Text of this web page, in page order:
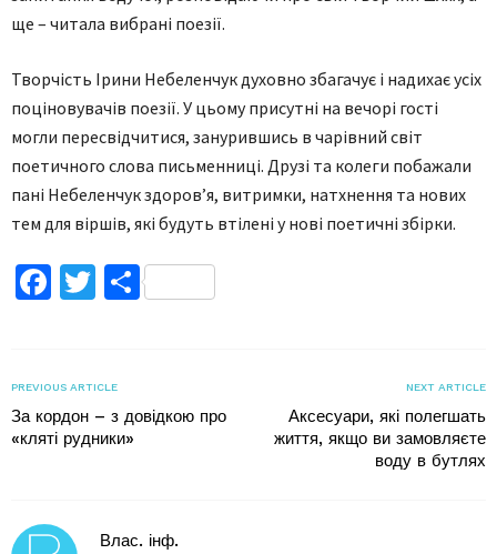
ще – читала вибрані поезії.
Творчість Ірини Небеленчук духовно збагачує і надихає усіх
поціновувачів поезії. У цьому присутні на вечорі гості
могли пересвідчитися, занурившись в чарівний світ
поетичного слова письменниці. Друзі та колеги побажали
пані Небеленчук здоров’я, витримки, натхнення та нових
тем для віршів, які будуть втілені у нові поетичні збірки.
Facebook
TwitterПоділитися
PREVIOUS ARTICLE
За кордон – з довідкою про
«кляті рудники»
NEXT ARTICLE
Аксесуари, які полегшать
життя, якщо ви замовляєте
воду в бутлях
Влас. інф.